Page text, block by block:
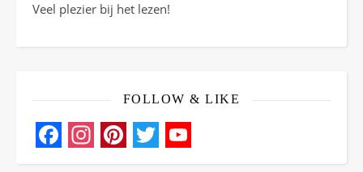
Veel plezier bij het lezen!
FOLLOW & LIKE
Facebook
Instagram
Pinterest
Twitter
YouTube